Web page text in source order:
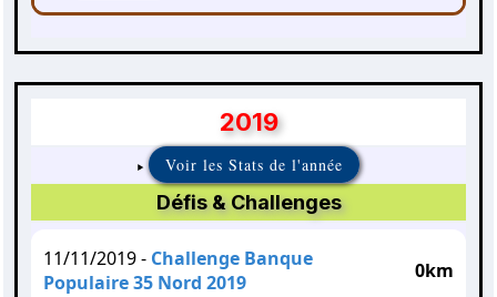
2019
Voir les Stats de l'année
Défis & Challenges
11/11/2019 - Challenge Banque
Populaire 35 Nord 2019
0km